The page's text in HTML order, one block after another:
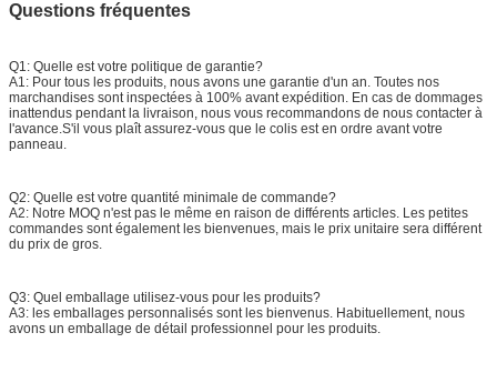
Questions fréquentes
Q1: Quelle est votre politique de garantie?
A1: Pour tous les produits, nous avons une garantie d'un an. Toutes nos
marchandises sont inspectées à 100% avant expédition. En cas de dommages
inattendus pendant la livraison, nous vous recommandons de nous contacter à
l'avance.S'il vous plaît assurez-vous que le colis est en ordre avant votre
panneau.
Q2: Quelle est votre quantité minimale de commande?
A2: Notre MOQ n'est pas le même en raison de différents articles. Les petites
commandes sont également les bienvenues, mais le prix unitaire sera différent
du prix de gros.
Q3: Quel emballage utilisez-vous pour les produits?
A3: les emballages personnalisés sont les bienvenus. Habituellement, nous
avons un emballage de détail professionnel pour les produits.